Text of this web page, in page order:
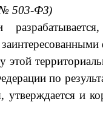
№ 503-ФЗ)
этой
по
и